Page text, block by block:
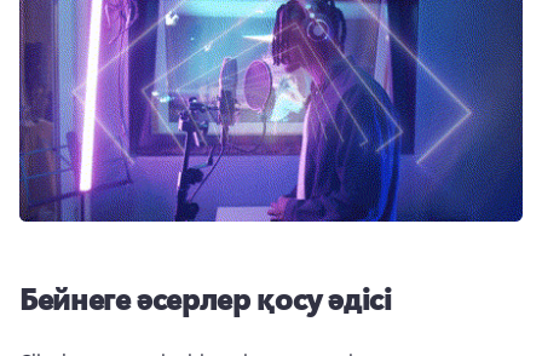
Бейнеге әсерлер қосу әдісі